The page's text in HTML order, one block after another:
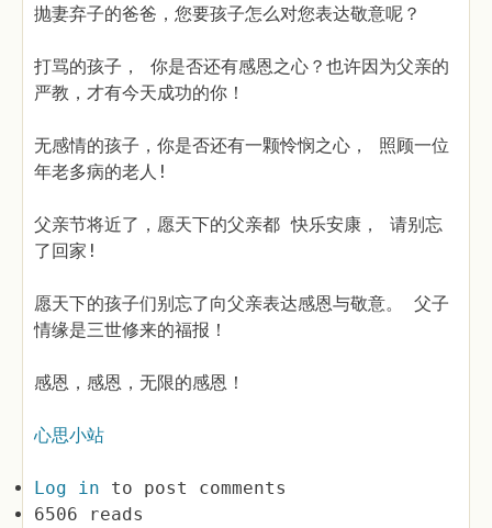
抛妻弃子的爸爸，您要孩子怎么对您表达敬意呢？
打骂的孩子， 你是否还有感恩之心？也许因为父亲的
严教，才有今天成功的你！
无感情的孩子，你是否还有一颗怜悯之心， 照顾一位
年老多病的老人!
父亲节将近了，愿天下的父亲都 快乐安康， 请别忘
了回家!
愿天下的孩子们别忘了向父亲表达感恩与敬意。 父子
情缘是三世修来的福报！
感恩，感恩，无限的感恩！
心思小站
Log in to post comments
6506 reads